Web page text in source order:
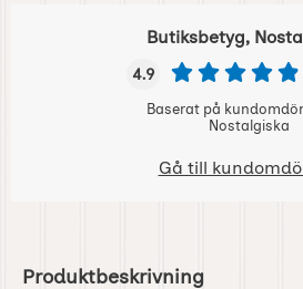
Butiksbetyg,
4.9
Baserat på
Nostalgiska
Gå till
Produktbeskrivning